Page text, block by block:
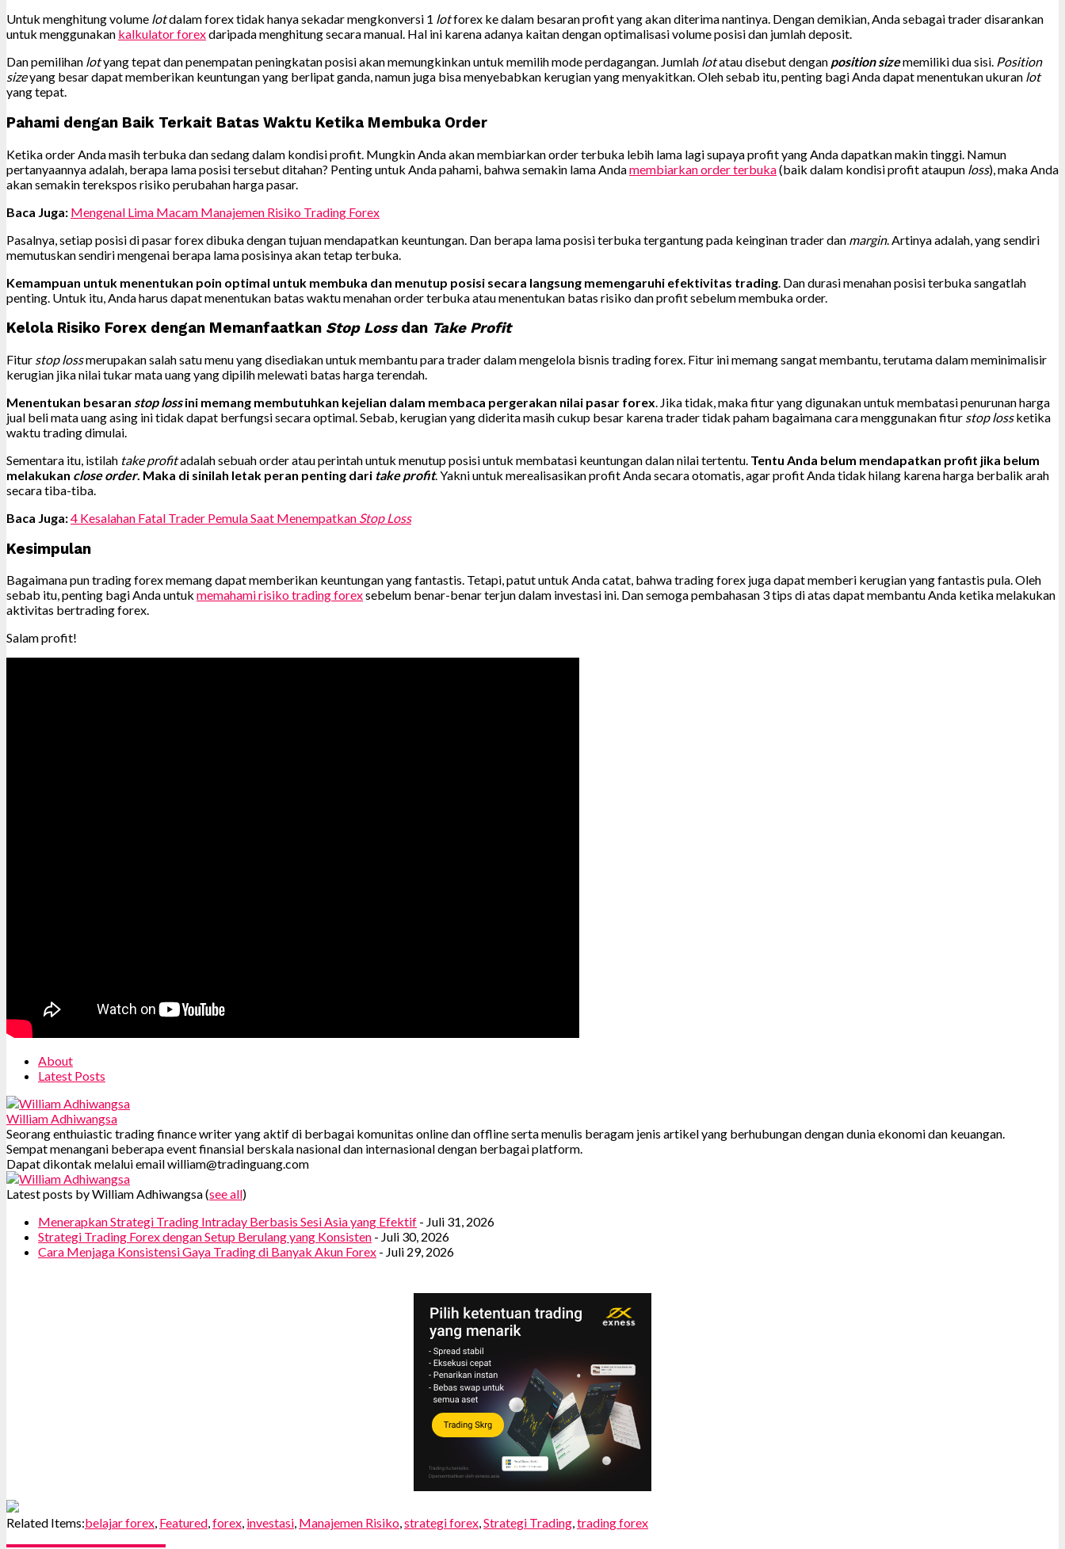
Untuk menghitung volume lotdalam forex tidak hanya sekadar mengkonversi 1 lotforex ke dalam besaran profit yang akan diterima nantinya. Dengan demikian, Anda sebagai trader disarankan
untuk menggunakan kalkulator forexdaripada menghitung secara manual. Hal ini karena adanya kaitan dengan optimalisasi volume posisi dan jumlah deposit.
Dan pemilihan lotyang tepat dan penempatan peningkatan posisi akan memungkinkan untuk memilih mode perdagangan. Jumlah lotatau disebut dengan position sizememiliki dua sisi. Position
sizeyang besar dapat memberikan keuntungan yang berlipat ganda, namun juga bisa menyebabkan kerugian yang menyakitkan. Oleh sebab itu, penting bagi Anda dapat menentukan ukuran lot
yang tepat.
Pahami dengan Baik Terkait Batas Waktu Ketika Membuka Order
Ketika order Anda masih terbuka dan sedang dalam kondisi profit. Mungkin Anda akan membiarkan order terbuka lebih lama lagi supaya profit yang Anda dapatkan makin tinggi. Namun
pertanyaannya adalah, berapa lama posisi tersebut ditahan? Penting untuk Anda pahami, bahwa semakin lama Andamembiarkan order terbuka(baik dalam kondisi profit ataupun loss), maka Anda
akan semakin terekspos risiko perubahan harga pasar.
Baca Juga: Mengenal Lima Macam Manajemen Risiko Trading Forex
Pasalnya, setiap posisi di pasar forex dibuka dengan tujuan mendapatkan keuntungan. Dan berapa lama posisi terbuka tergantung pada keinginan trader dan margin. Artinya adalah, yang sendiri
memutuskan sendiri mengenai berapa lama posisinya akan tetap terbuka.
Kemampuan untuk menentukan poin optimal untuk membuka dan menutup posisi secara langsung memengaruhi efektivitas trading . Dan durasi menahan posisi terbuka sangatlah
penting. Untuk itu, Anda harus dapat menentukan batas waktu menahan order terbuka atau menentukan batas risiko dan profit sebelum membuka order.
Kelola Risiko Forex dengan Memanfaatkan Stop Lossdan Take Profit
Fitur stop lossmerupakan salah satu menu yang disediakan untuk membantu para trader dalam mengelola bisnis trading forex. Fitur ini memang sangat membantu, terutama dalam meminimalisir
kerugian jika nilai tukar mata uang yang dipilih melewati batas harga terendah.
Menentukan besaran stop lossini memang membutuhkan kejelian dalam membaca pergerakan nilai pasar forex. Jika tidak, maka fitur yang digunakan untuk membatasi penurunan harga
jual beli mata uang asing ini tidak dapat berfungsi secara optimal. Sebab, kerugian yang diderita masih cukup besar karena trader tidak paham bagaimana cara menggunakan fitur stop lossketika
waktu trading dimulai.
Sementara itu, istilah take profitadalah sebuah order atau perintah untuk menutup posisi untuk membatasi keuntungan dalan nilai tertentu. Tentu Anda belum mendapatkan profit jika belum
melakukan close order. Maka di sinilah letak peran penting dari take profit. Yakni untuk merealisasikan profit Anda secara otomatis, agar profit Anda tidak hilang karena harga berbalik arah
secara tiba-tiba.
Baca Juga:4 Kesalahan Fatal Trader Pemula Saat Menempatkan Stop Loss
Kesimpulan
Bagaimana pun trading forex memang dapat memberikan keuntungan yang fantastis. Tetapi, patut untuk Anda catat, bahwa trading forex juga dapat memberi kerugian yang fantastis pula. Oleh
sebab itu, penting bagi Anda untuk memahami risiko trading forexsebelum benar-benar terjun dalam investasi ini. Dan semoga pembahasan 3 tips di atas dapat membantu Anda ketika melakukan
aktivitas bertrading forex.
Salam profit!
About
Latest Posts
William Adhiwangsa
Seorang enthuiastic trading finance writer yang aktif di berbagai komunitas online dan offline serta menulis beragam jenis artikel yang berhubungan dengan dunia ekonomi dan keuangan.
Sempat menangani beberapa event finansial berskala nasional dan internasional dengan berbagai platform.
Dapat dikontak melalui email william@tradinguang.com
Latest posts by William Adhiwangsa(see all)
Menerapkan Strategi Trading Intraday Berbasis Sesi Asia yang Efektif - Juli 31, 2026
Strategi Trading Forex dengan Setup Berulang yang Konsisten - Juli 30, 2026
Cara Menjaga Konsistensi Gaya Trading di Banyak Akun Forex - Juli 29, 2026
Related Items:belajar forex, Featured,forex, investasi, Manajemen Risiko,strategi forex,Strategi Trading,trading forex